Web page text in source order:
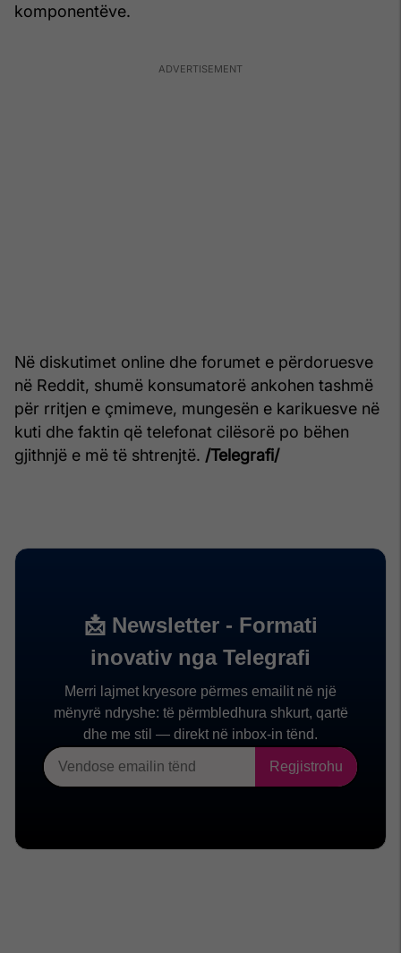
komponentëve.
Në diskutimet online dhe forumet e përdoruesve
në Reddit, shumë konsumatorë ankohen tashmë
për rritjen e çmimeve, mungesën e karikuesve në
kuti dhe faktin që telefonat cilësorë po bëhen
gjithnjë e më të shtrenjtë. /Telegrafi/